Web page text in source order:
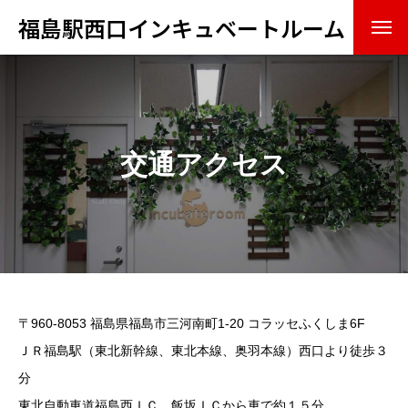
福島駅西口インキュベートルーム
ミッション（果たすべき役割）
スタッフ
アドバイザリーボード
入居・利用情報
設備
交通アクセス
〒960-8053 福島県福島市三河南町1-20 コラッセふくしま6F
ＪＲ福島駅（東北新幹線、東北本線、奥羽本線）西口より徒歩３
分